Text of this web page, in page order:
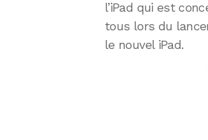
l’iPad qui est
tous lors du
le nouvel iPad.